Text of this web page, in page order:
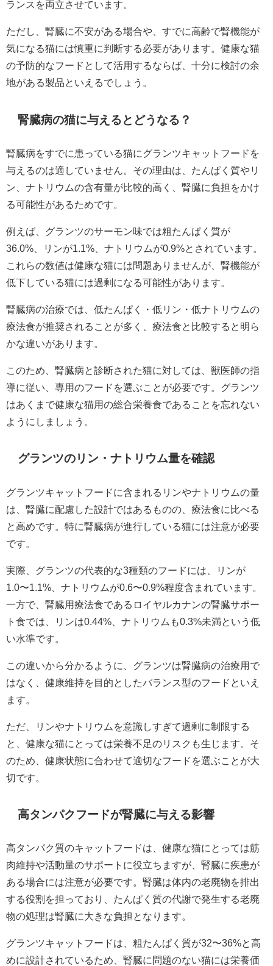
ランスを両立させています。
ただし、腎臓に不安がある場合や、すでに高齢で腎機能が
気になる猫には慎重に判断する必要があります。健康な猫
の予防的なフードとして活用するならば、十分に検討の余
地がある製品といえるでしょう。
腎臓病の猫に与えるとどうなる？
腎臓病をすでに患っている猫にグランツキャットフードを
与えるのは適していません。その理由は、たんぱく質やリ
ン、ナトリウムの含有量が比較的高く、腎臓に負担をかけ
る可能性があるためです。
例えば、グランツのサーモン味では粗たんぱく質が
36.0%、リンが1.1%、ナトリウムが0.9%とされています。
これらの数値は健康な猫には問題ありませんが、腎機能が
低下している猫には過剰になる可能性があります。
腎臓病の治療では、低たんぱく・低リン・低ナトリウムの
療法食が推奨されることが多く、療法食と比較すると明ら
かな違いがあります。
このため、腎臓病と診断された猫に対しては、獣医師の指
導に従い、専用のフードを選ぶことが必要です。グランツ
はあくまで健康な猫用の総合栄養食であることを忘れない
ようにしましょう。
グランツのリン・ナトリウム量を確認
グランツキャットフードに含まれるリンやナトリウムの量
は、腎臓に配慮した設計ではあるものの、療法食に比べる
と高めです。特に腎臓病が進行している猫には注意が必要
です。
実際、グランツの代表的な3種類のフードには、リンが
1.0〜1.1%、ナトリウムが0.6〜0.9%程度含まれています。
一方で、腎臓用療法食であるロイヤルカナンの腎臓サポー
ト食では、リンは0.44%、ナトリウムも0.3%未満という低
い水準です。
この違いから分かるように、グランツは腎臓病の治療用で
はなく、健康維持を目的としたバランス型のフードといえ
ます。
ただ、リンやナトリウムを意識しすぎて過剰に制限する
と、健康な猫にとっては栄養不足のリスクも生じます。そ
のため、健康状態に合わせて適切なフードを選ぶことが大
切です。
高タンパクフードが腎臓に与える影響
高タンパク質のキャットフードは、健康な猫にとっては筋
肉維持や活動量のサポートに役立ちますが、腎臓に疾患が
ある場合には注意が必要です。腎臓は体内の老廃物を排出
する役割を担っており、たんぱく質の代謝で発生する老廃
物の処理は腎臓に大きな負担となります。
グランツキャットフードは、粗たんぱく質が32〜36%と高
めに設計されているため、腎臓に問題のない猫には栄養価